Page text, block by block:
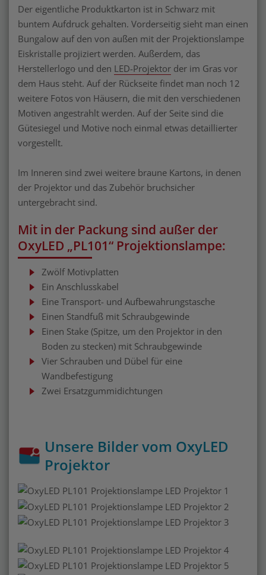
Der eigentliche Produktkarton ist in Schwarz mit
buntem Aufdruck gehalten. Vorderseitig sieht man einen
Bungalow auf den von außen mit der Projektionslampe
Eiskristalle projiziert werden. Außerdem, das
Herstellerlogo und den LED-Projektor der im Gras vor
dem Haus steht. Auf der Rückseite findet man noch 12
weitere Fotos von Häusern, die mit den verschiedenen
Motiven angestrahlt werden. Auf der Seite sind die
Gütesiegel und Motive noch einmal etwas detaillierter
vorgestellt.
Im Inneren sind zwei weitere braune Kartons, in denen
der Projektor und das Zubehör bruchsicher
untergebracht sind.
Mit in der Packung sind außer der
OxyLED „PL101“ Projektionslampe:
Zwölf Motivplatten
Ein Anschlusskabel
Eine Transport- und Aufbewahrungstasche
Einen Standfuß mit Schraubgewinde
Einen Stake (Spitze, um den Projektor in den
Boden zu stecken) mit Schraubgewinde
Vier Schrauben und Dübel für eine
Wandbefestigung
Zwei Ersatzgummidichtungen
Unsere Bilder vom OxyLED
Projektor